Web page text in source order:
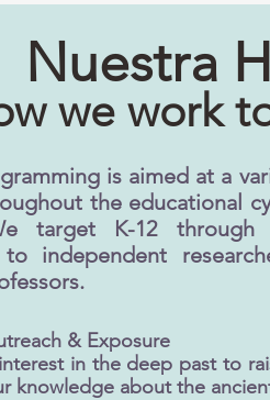
Nuestra
we work
is aimed at a
the educational
target K-12 through
to independent
& Exposure
in the deep past to
knowledge about the